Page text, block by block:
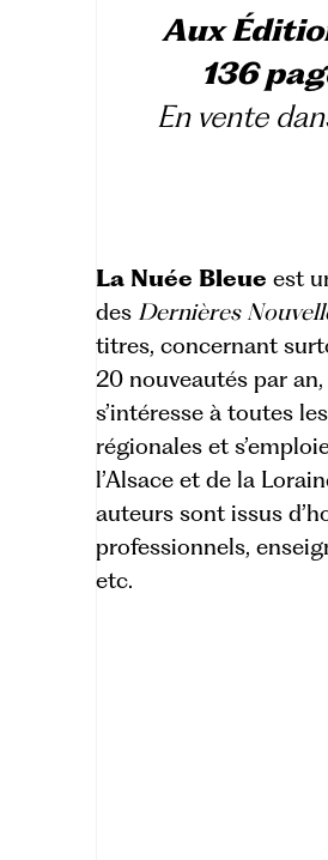
Aux
136
En vente
La Nuée Bleue est
des Dernières
titres, concernant
20 nouveautés par
s’intéresse à toutes
régionales et
l’Alsace et de la
auteurs sont issus
professionnels,
etc.